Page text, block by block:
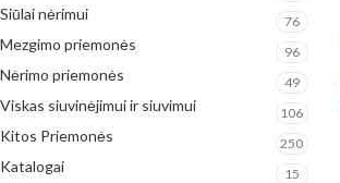
Siūlai nėrimui 76
Mezgimo priemonės 96
Nėrimo priemonės 49
Viskas siuvinėjimui ir siuvimui 106
Kitos Priemonės 250
Katalogai 15